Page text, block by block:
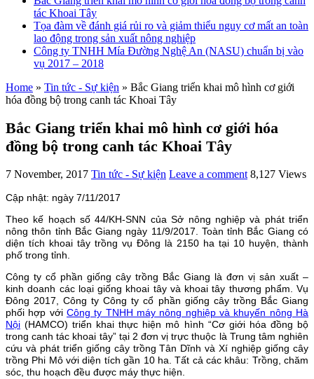
tác Khoai Tây
Tọa đàm về đánh giá rủi ro và giảm thiểu nguy cơ mất an toàn
lao động trong sản xuất nông nghiệp
Công ty TNHH Mía Đường Nghệ An (NASU) chuẩn bị vào
vụ 2017 – 2018
Home » Tin tức - Sự kiện » Bắc Giang triển khai mô hình cơ giới
hóa đồng bộ trong canh tác Khoai Tây
Bắc Giang triển khai mô hình cơ giới hóa
đồng bộ trong canh tác Khoai Tây
7 November, 2017 Tin tức - Sự kiện Leave a comment 8,127 Views
Cập nhật: ngày 7/11/2017
Theo kế hoạch số 44/KH-SNN của Sở nông nghiệp và phát triển
nông thôn tỉnh Bắc Giang ngày 11/9/2017. Toàn tỉnh Bắc Giang có
diện tích khoai tây trồng vụ Đông là 2150 ha tại 10 huyện, thành
phố trong tỉnh.
Công ty cổ phần giống cây trồng Bắc Giang là đơn vị sản xuất –
kinh doanh các loại giống khoai tây và khoai tây thương phẩm. Vụ
Đông 2017, Công ty Công ty cổ phần giống cây trồng Bắc Giang
phối hợp với Công ty TNHH máy nông nghiệp và khuyến nông Hà
Nội (HAMCO) triển khai thực hiện mô hình “Cơ giới hóa đồng bộ
trong canh tác khoai tây” tại 2 đơn vị trực thuộc là Trung tâm nghiên
cứu và phát triển giống cây trồng Tân Dĩnh và Xí nghiệp giống cây
trồng Phi Mô với diện tích gần 10 ha. Tất cả các khâu: Trồng, chăm
sóc, thu hoạch đều được máy thực hiện.